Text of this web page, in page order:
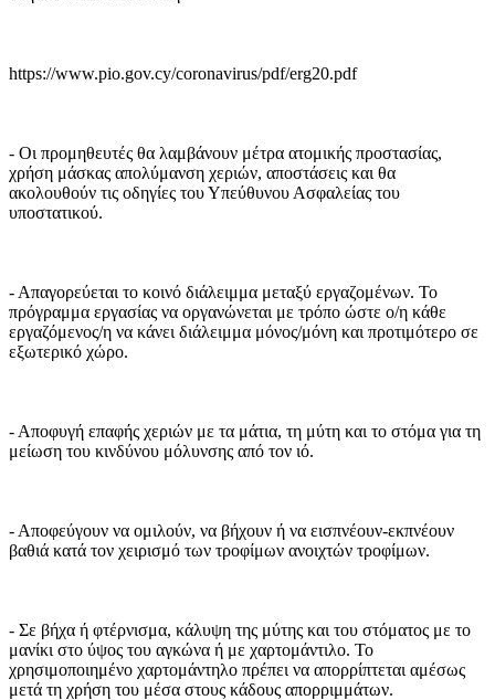
https://www.pio.gov.cy/coronavirus/pdf/erg20.pdf
- Οι προμηθευτές θα λαμβάνουν μέτρα ατομικής προστασίας,
χρήση μάσκας απολύμανση χεριών, αποστάσεις και θα
ακολουθούν τις οδηγίες του Υπεύθυνου Ασφαλείας του
υποστατικού.
- Απαγορεύεται το κοινό διάλειμμα μεταξύ εργαζομένων. Το
πρόγραμμα εργασίας να οργανώνεται με τρόπο ώστε ο/η κάθε
εργαζόμενος/η να κάνει διάλειμμα μόνος/μόνη και προτιμότερο σε
εξωτερικό χώρο.
- Αποφυγή επαφής χεριών με τα μάτια, τη μύτη και το στόμα για τη
μείωση του κινδύνου μόλυνσης από τον ιό.
- Αποφεύγουν να ομιλούν, να βήχουν ή να εισπνέουν-εκπνέουν
βαθιά κατά τον χειρισμό των τροφίμων ανοιχτών τροφίμων.
- Σε βήχα ή φτέρνισμα, κάλυψη της μύτης και του στόματος με το
μανίκι στο ύψος του αγκώνα ή με χαρτομάντιλο. Το
χρησιμοποιημένο χαρτομάντηλο πρέπει να απορρίπτεται αμέσως
μετά τη χρήση του μέσα στους κάδους απορριμμάτων.